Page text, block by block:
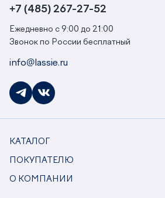
+7 (485) 267-27-52
Ежедневно с 9:00 до 21:00
Звонок по России бесплатный
info@lassie.ru
КАТАЛОГ
ПОКУПАТЕЛЮ
О КОМПАНИИ